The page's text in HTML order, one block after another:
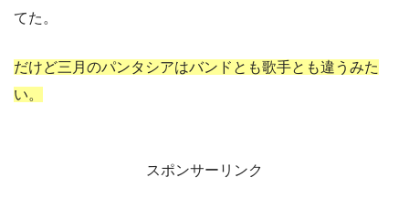
てた。
だけど三月のパンタシアはバンドとも歌手とも違うみた
い。
スポンサーリンク